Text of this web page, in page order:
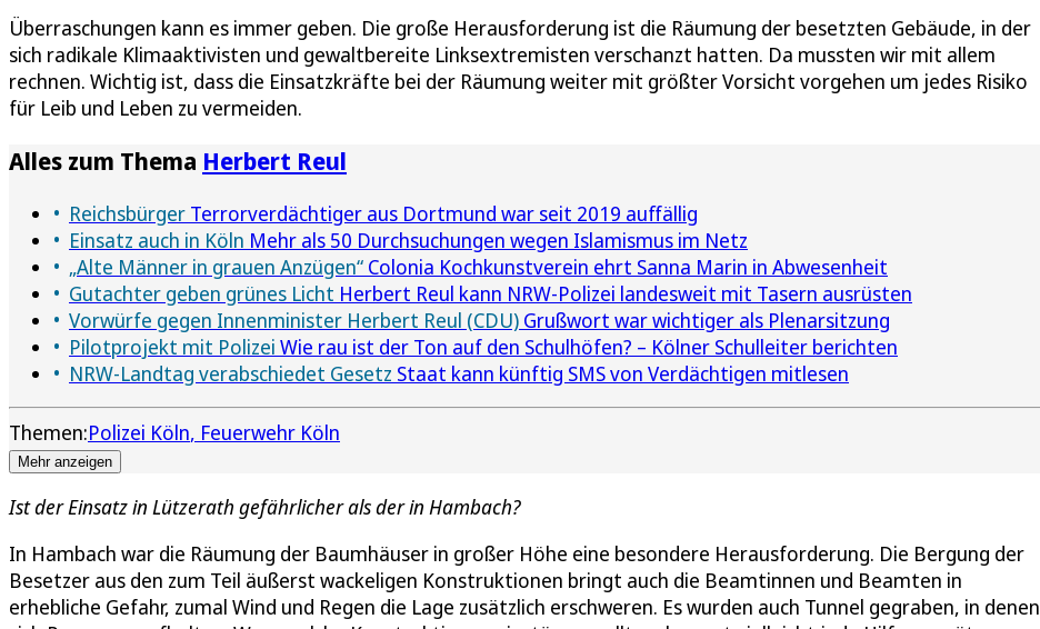
Überraschungen kann es immer geben. Die große Herausforderung ist die Räumung der besetzten Gebäude, in der
sich radikale Klimaaktivisten und gewaltbereite Linksextremisten verschanzt hatten. Da mussten wir mit allem
rechnen. Wichtig ist, dass die Einsatzkräfte bei der Räumung weiter mit größter Vorsicht vorgehen um jedes Risiko
für Leib und Leben zu vermeiden.
Alles zum Thema Herbert Reul
Reichsbürger Terrorverdächtiger aus Dortmund war seit 2019 auffällig
Einsatz auch in Köln Mehr als 50 Durchsuchungen wegen Islamismus im Netz
„Alte Männer in grauen Anzügen“ Colonia Kochkunstverein ehrt Sanna Marin in Abwesenheit
Gutachter geben grünes Licht Herbert Reul kann NRW-Polizei landesweit mit Tasern ausrüsten
Vorwürfe gegen Innenminister Herbert Reul (CDU) Grußwort war wichtiger als Plenarsitzung
Pilotprojekt mit Polizei Wie rau ist der Ton auf den Schulhöfen? – Kölner Schulleiter berichten
NRW-Landtag verabschiedet Gesetz Staat kann künftig SMS von Verdächtigen mitlesen
Themen:Polizei Köln Feuerwehr Köln
Mehr anzeigen
Ist der Einsatz in Lützerath gefährlicher als der in Hambach?
In Hambach war die Räumung der Baumhäuser in großer Höhe eine besondere Herausforderung. Die Bergung der
Besetzer aus den zum Teil äußerst wackeligen Konstruktionen bringt auch die Beamtinnen und Beamten in
erhebliche Gefahr, zumal Wind und Regen die Lage zusätzlich erschweren. Es wurden auch Tunnel gegraben, in denen